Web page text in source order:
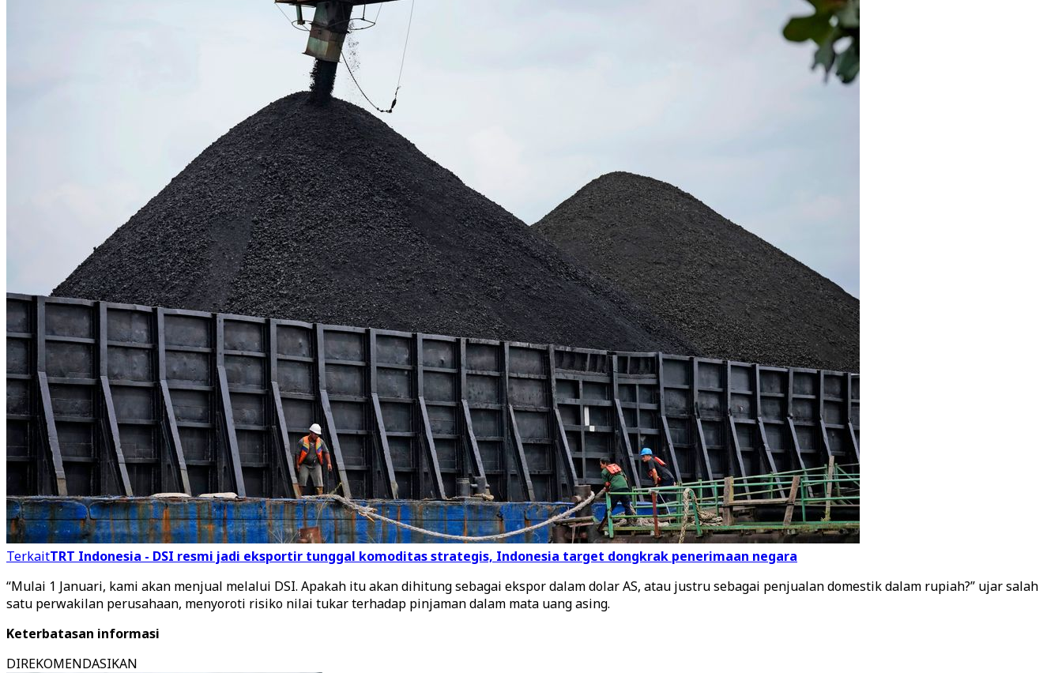
TerkaitTRT Indonesia - DSI resmi jadi eksportir tunggal komoditas strategis, Indonesia target dongkrak penerimaan negara
“Mulai 1 Januari, kami akan menjual melalui DSI. Apakah itu akan dihitung sebagai ekspor dalam dolar AS, atau justru sebagai penjualan domestik dalam rupiah?” ujar salah
satu perwakilan perusahaan, menyoroti risiko nilai tukar terhadap pinjaman dalam mata uang asing.
Keterbatasan informasi
DIREKOMENDASIKAN